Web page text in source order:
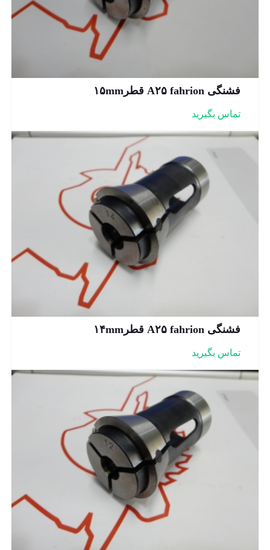
فشنگی A۲۵ fahrion قطر۱۵mm
تماس بگیرید
فشنگی A۲۵ fahrion قطر۱۴mm
تماس بگیرید